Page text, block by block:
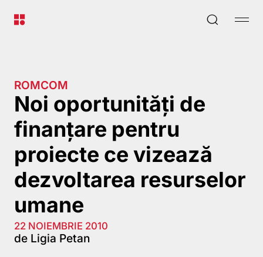
ROMCOM
Noi oportunități de
finanțare pentru
proiecte ce vizează
dezvoltarea resurselor
umane
22 NOIEMBRIE 2010
de Ligia Petan